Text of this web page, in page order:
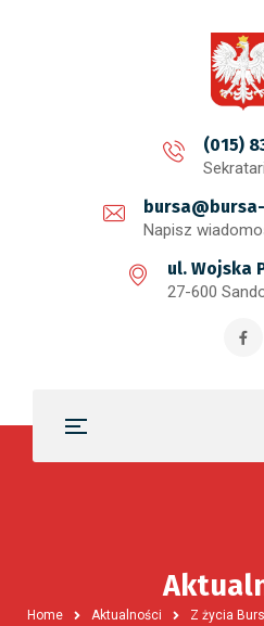
(015)
Napisz
ul. Wojska
27-600
Home Aktualności
Z życia